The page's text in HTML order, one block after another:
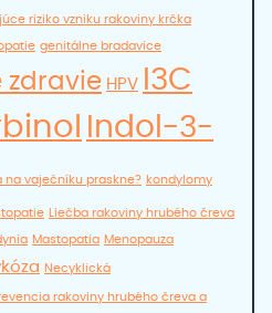
riziko vzniku rakoviny krčka
genitálne bradavice
zdravie HPV I3C
Indol-3-
na vaječníku praskne? kondylomy
Liečba rakoviny hrubého čreva
Mastopatia Menopauza
Necyklická
rakoviny hrubého čreva a